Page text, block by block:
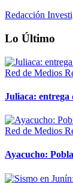
Redacción
Lo Último
Red de Medios
Juliaca: entrega
Red de Medios
Ayacucho: